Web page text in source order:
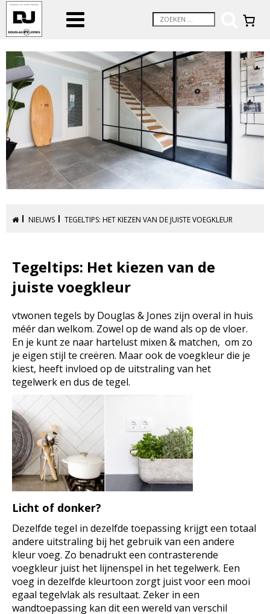
NIEUWS TEGELTIPS: HET KIEZEN VAN DE JUISTE VOEGKLEUR
Tegeltips: Het kiezen van de
juiste voegkleur
vtwonen tegels by Douglas & Jones zijn overal in huis
méér dan welkom. Zowel op de wand als op de vloer.
En je kunt ze naar hartelust mixen & matchen, om zo
je eigen stijl te creëren. Maar ook de voegkleur die je
kiest, heeft invloed op de uitstraling van het
tegelwerk en dus de tegel.
Licht of donker?
Dezelfde tegel in dezelfde toepassing krijgt een totaal
andere uitstraling bij het gebruik van een andere
kleur voeg. Zo benadrukt een contrasterende
voegkleur juist het lijnenspel in het tegelwerk. Een
voeg in dezelfde kleurtoon zorgt juist voor een mooi
egaal tegelvlak als resultaat. Zeker in een
wandtoepassing kan dit een wereld van verschil